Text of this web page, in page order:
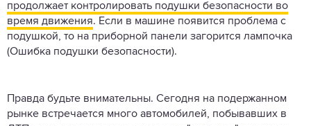
продолжает контролировать подушки безопасности во
время движения. Если в машине появится проблема с
подушкой, то на приборной панели загорится лампочка
(Ошибка подушки безопасности).
Правда будьте внимательны. Сегодня на подержанном
рынке встречается много автомобилей, побывавших в